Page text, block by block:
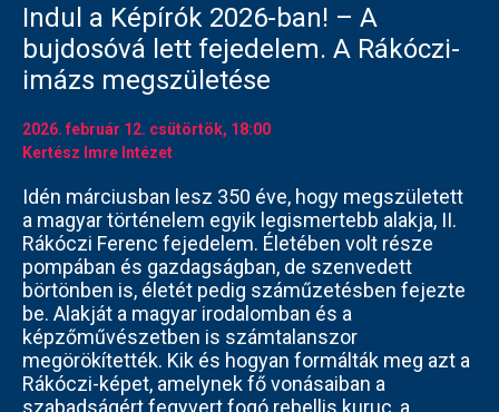
Indul a Képírók 2026-ban! – A
bujdosóvá lett fejedelem. A Rákóczi-
imázs megszületése
2026. február 12. csütörtök, 18:00
Kertész Imre Intézet
Idén márciusban lesz 350 éve, hogy megszületett
a magyar történelem egyik legismertebb alakja, II.
Rákóczi Ferenc fejedelem. Életében volt része
pompában és gazdagságban, de szenvedett
börtönben is, életét pedig száműzetésben fejezte
be. Alakját a magyar irodalomban és a
képzőművészetben is számtalanszor
megörökítették. Kik és hogyan formálták meg azt a
Rákóczi-képet, amelynek fő vonásaiban a
szabadságért fegyvert fogó rebellis kuruc, a